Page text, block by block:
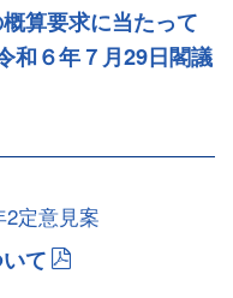
算要求に当たって
和６年７月29日閣議
2定意見案
て